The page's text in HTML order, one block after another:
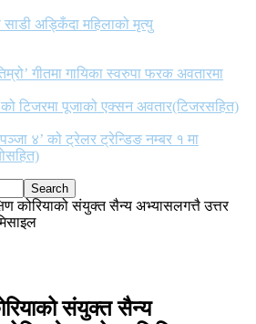
साडी अड्किँदा महिलाको मृत्यु
गीतमा गायिका स्वरुपा फरक अवतारमा
टिजरमा पूजाको एक्सन अवतार(टिजरसहित)
४’ को ट्रेलर ट्रेन्डिङ नम्बर १ मा
कोरियाको संयुक्त सैन्य अभ्यासलगत्तै उत्तर
संयुक्त सैन्य